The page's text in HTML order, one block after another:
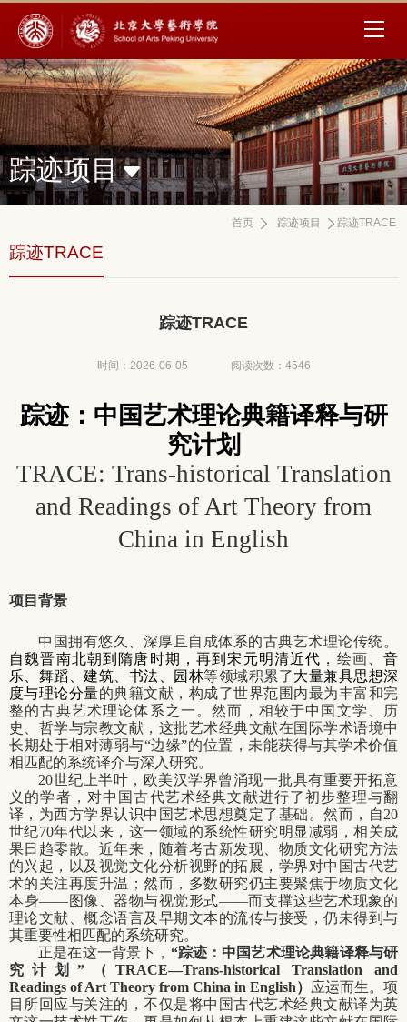
踪迹项目
首页 踪迹项目 踪迹TRACE
踪迹TRACE
踪迹TRACE
时间：2026-06-05 阅读次数： 4546
踪迹：中国艺术理论典籍译释与研
究计划
TRACE: Trans-historical Translation
and Readings of Art Theory from
China in English
项目背景
中国拥有悠久、深厚且自成体系的古典艺术理论传统。
自魏晋南北朝到隋唐时期，再到宋元明清近代 ， 绘画 、音
乐、舞蹈、建筑、书法、园林等领域积累了大量兼具思想深
度与理论分量的典籍文献，构成了世界范围内最为丰富和完
整的古典艺术理论体系之一 。然而，相较于中国文学、历
史、哲学与宗教文献，这批艺术经典文献在国际学术语境中
长期处于相对薄弱与“边缘”的位置， 未能获得与其学术价值
相匹配的系统译介与深入研究。
20世纪上半叶，欧美汉学界曾涌现一批具有重要开拓意
义的学者，对中国古代艺术经典文献进行了初步整理与翻
译，为西方学界认识中国艺术思想奠定了基础。然而，自20
世纪70年代以来，这一领域的系统性研究明显减弱，相关成
果日趋零散。近年来，随着考古新发现、物质文化研究方法
的兴起，以及视觉文化分析视野的拓展，学界对中国古代艺
术的关注再度升温；然而，多数研究仍主要聚焦于物质文化
本身——图像、器物与视觉形式——而支撑这些艺术现象的
理论文献、概念语言及早期文本的流传与接受，仍未得到与
其重要性相匹配的系统研究。
正是在这一背景下， “踪迹：中国艺术理论典籍译释与研
究计划”（ TRACE—Trans-historical Translation and
Readings of Art Theory from China in English） 应运而生。项
目所回应与关注的，不仅是将中国古代艺术经典文献译为英